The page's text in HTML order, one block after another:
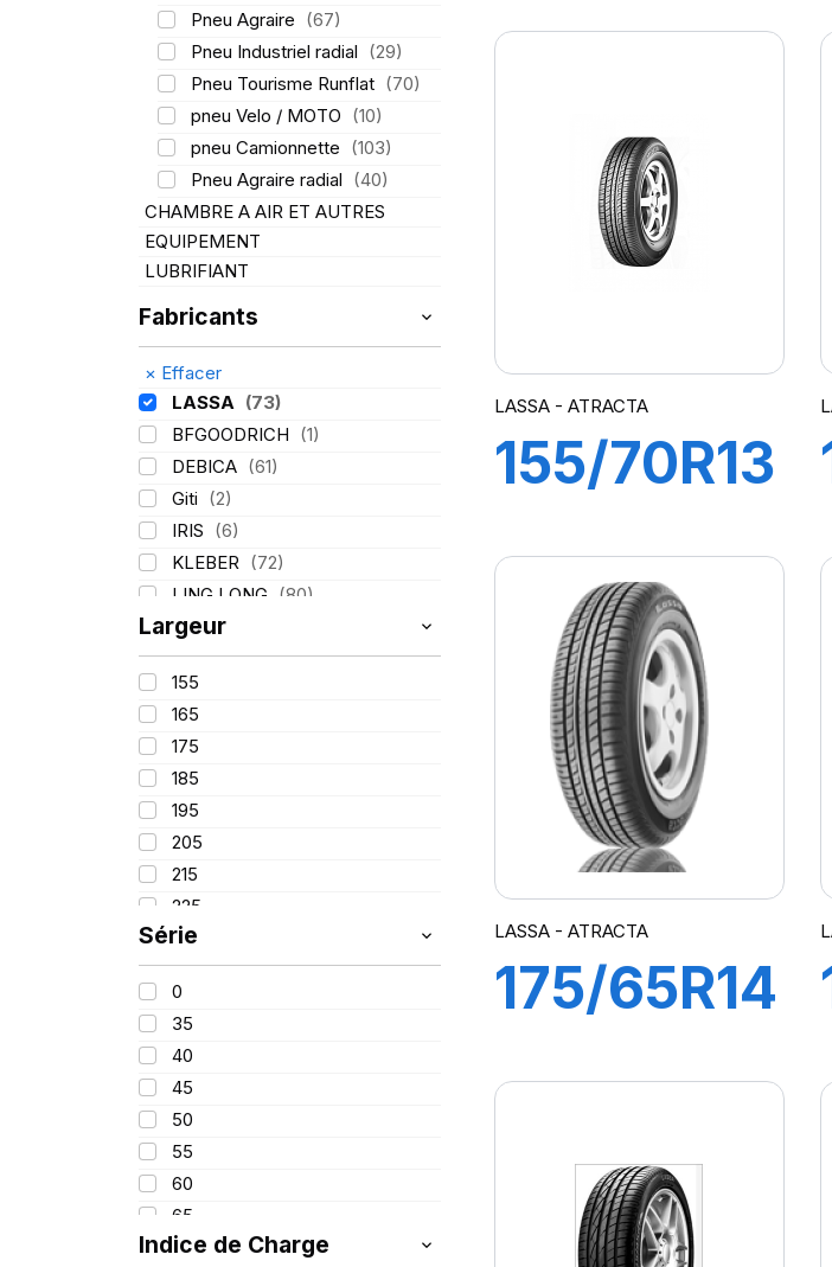
Pneu Agraire (67)
Pneu Industriel radial (29)
Pneu Tourisme Runflat (70)
pneu Velo / MOTO (10)
pneu Camionnette (103)
Pneu Agraire radial (40)
CHAMBRE A AIR ET AUTRES
EQUIPEMENT
LUBRIFIANT
Fabricants
× Effacer
LASSA (73)
BFGOODRICH (1)
DEBICA (61)
Giti (2)
IRIS (6)
KLEBER (72)
LING LONG (80)
MICHELIN
PIRELLI (211)
TIGAR
Largeur
155
165
175
185
195
205
215
225
235
255
265
Série
0
35
40
45
50
55
60
65
70
Indice de Charge
LASSA - ATRACTA
155/70R13
ATRACTA
LASSA - ATRACTA
175/65R14